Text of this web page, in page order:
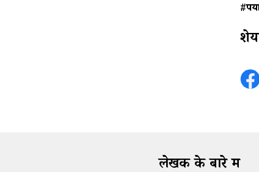
लेखक के बारे में